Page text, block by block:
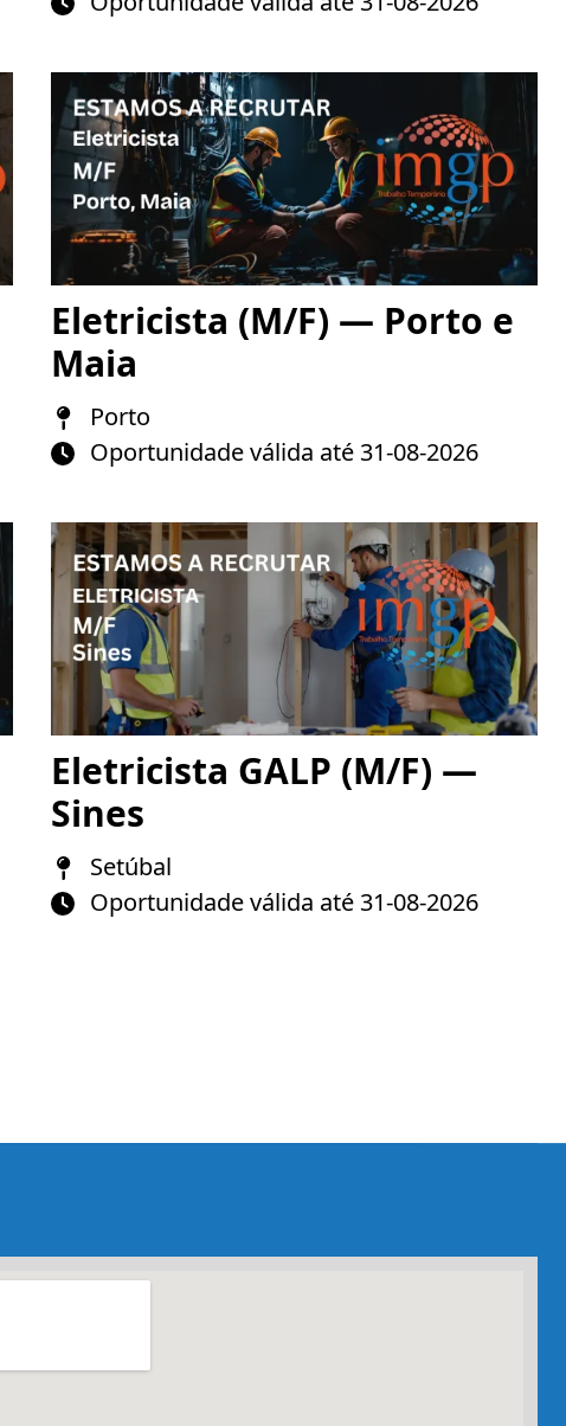
Eletricista (M/F) — Porto e
Maia
Porto
Oportunidade válida até 31-08-2026
Eletricista GALP (M/F) —
Sines
Setúbal
Oportunidade válida até 31-08-2026